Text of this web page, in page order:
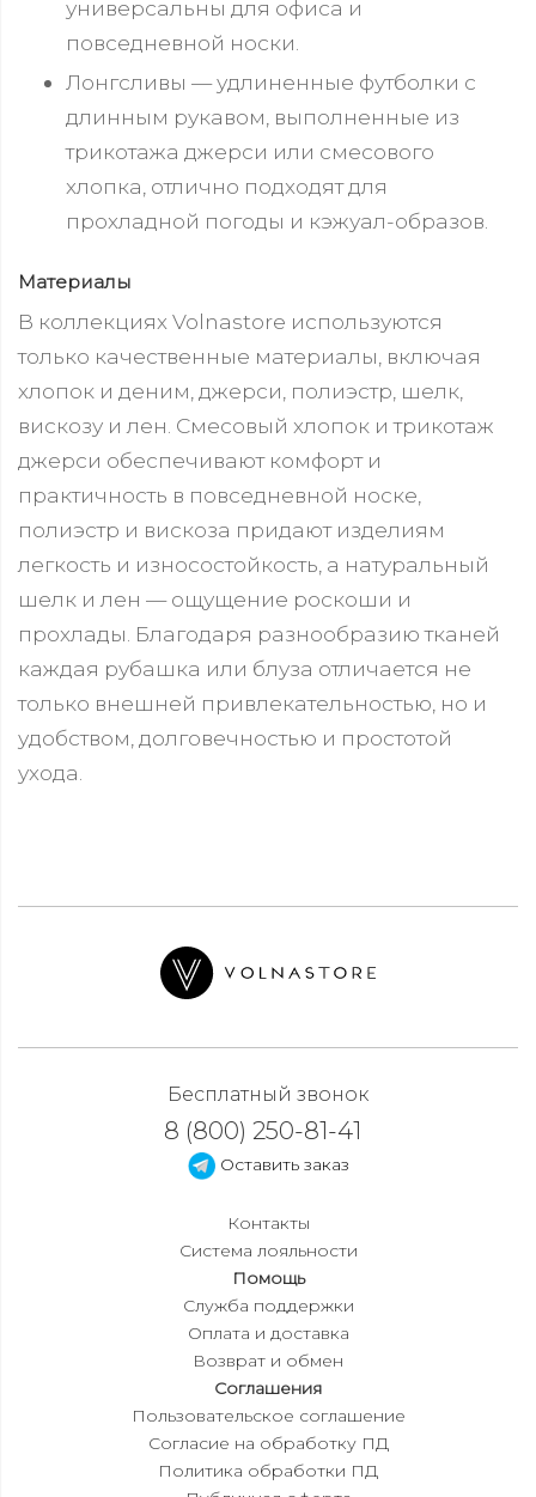
универсальны для офиса и
повседневной носки.
Лонгсливы — удлиненные футболки с
длинным рукавом, выполненные из
трикотажа джерси или смесового
хлопка, отлично подходят для
прохладной погоды и кэжуал-образов.
Материалы
В коллекциях Volnastore используются
только качественные материалы, включая
хлопок и деним, джерси, полиэстр, шелк,
вискозу и лен. Смесовый хлопок и трикотаж
джерси обеспечивают комфорт и
практичность в повседневной носке,
полиэстр и вискоза придают изделиям
легкость и износостойкость, а натуральный
шелк и лен — ощущение роскоши и
прохлады. Благодаря разнообразию тканей
каждая рубашка или блуза отличается не
только внешней привлекательностью, но и
удобством, долговечностью и простотой
ухода.
Бесплатный звонок
8 (800) 250-81-41
Оставить заказ
Контакты
Система лояльности
Помощь
Служба поддержки
Оплата и доставка
Возврат и обмен
Соглашения
Пользовательское соглашение
Согласие на обработку ПД
Политика обработки ПД